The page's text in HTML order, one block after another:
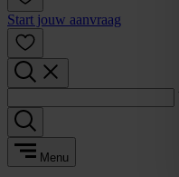
Start jouw aanvraag
Menu